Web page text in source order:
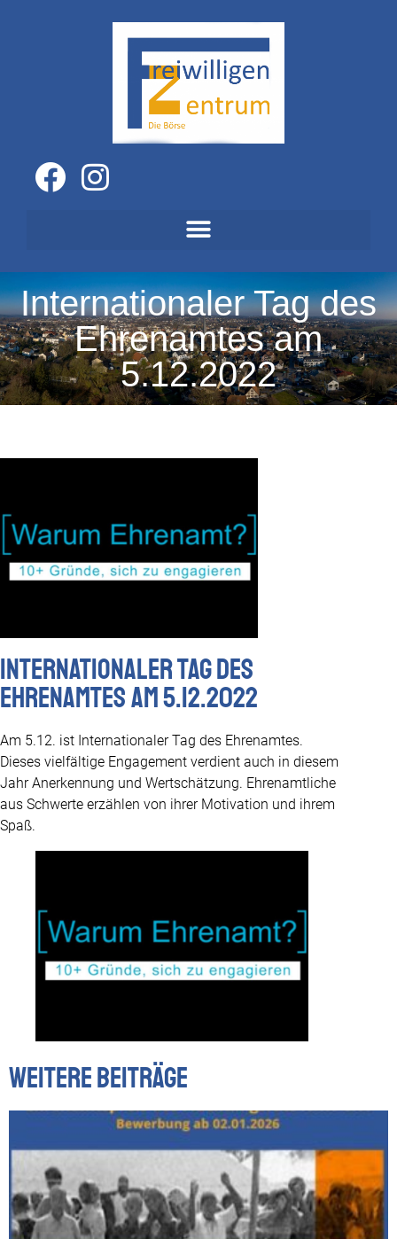
Internationaler Tag des
Ehrenamtes am
5.12.2022
Internationaler Tag des
Ehrenamtes am 5.12.2022
Am 5.12. ist Internationaler Tag des Ehrenamtes.
Dieses vielfältige Engagement verdient auch in diesem
Jahr Anerkennung und Wertschätzung. Ehrenamtliche
aus Schwerte erzählen von ihrer Motivation und ihrem
Spaß.
Weitere Beiträge